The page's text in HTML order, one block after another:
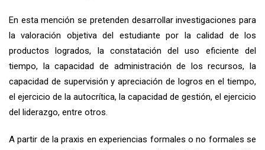
En esta mención se pretenden desarrollar investigaciones para
la valoración objetiva del estudiante por la calidad de los
productos logrados, la constatación del uso eficiente del
tiempo, la capacidad de administración de los recursos, la
capacidad de supervisión y apreciación de logros en el tiempo,
el ejercicio de la autocrítica, la capacidad de gestión, el ejercicio
del liderazgo, entre otros.
A partir de la praxis en experiencias formales o no formales se